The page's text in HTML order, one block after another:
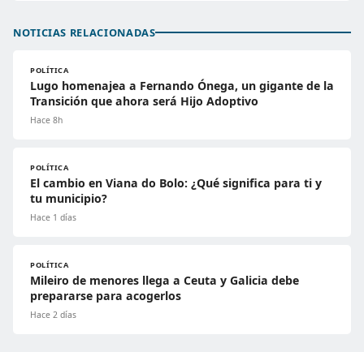
NOTICIAS RELACIONADAS
POLÍTICA
Lugo homenajea a Fernando Ónega, un gigante de la
Transición que ahora será Hijo Adoptivo
Hace 8h
POLÍTICA
El cambio en Viana do Bolo: ¿Qué significa para ti y
tu municipio?
Hace 1 días
POLÍTICA
Mileiro de menores llega a Ceuta y Galicia debe
prepararse para acogerlos
Hace 2 días